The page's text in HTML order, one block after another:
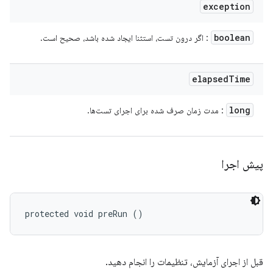
exception
boolean : اگر درون تست، استثنا ایجاد شده باشد، صحیح است.
elapsedTime
long : مدت زمان صرف شده برای اجرای تست‌ها.
پیش اجرا
protected void preRun ()
قبل از اجرای آزمایش، تنظیمات را انجام دهید.